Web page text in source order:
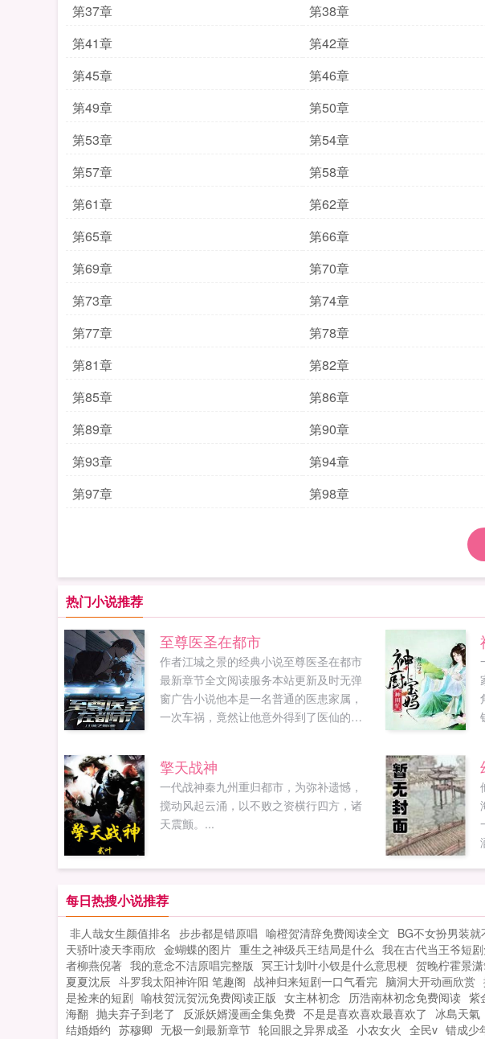
第37章
第38章
第41章
第42章
第45章
第46章
第49章
第50章
第53章
第54章
第57章
第58章
第61章
第62章
第65章
第66章
第69章
第70章
第73章
第74章
第77章
第78章
第81章
第82章
第85章
第86章
第89章
第90章
第93章
第94章
第97章
第98章
热门小说推荐
至尊医圣在都市
作者江城之景的经典小说至尊医圣在都市
最新章节全文阅读服务本站更新及时无弹
窗广告小说他本是一名普通的医患家属，
一次车祸，竟然让他意外得到了医仙的传
擎天战神
一代战神秦九州重归都市，为弥补遗憾，
搅动风起云涌，以不败之资横行四方，诸
天震颤。...
每日热搜小说推荐
非人哉女生颜值排名 步步都是错原唱 喻橙贺清辞免费阅读全文 BG不女扮男装就
天骄叶凌天李雨欣 金蝴蝶的图片 重生之神级兵王结局是什么 我在古代当王爷短
者柳燕倪著 我的意念不洁原唱完整版 冥王计划叶小钗是什么意思梗 贺晚柠霍景
夏夏沈辰 斗罗我太阳神许阳 笔趣阁 战神归来短剧一口气看完 脑洞大开动画欣赏
是捡来的短剧 喻枝贺沅贺沅免费阅读正版 女主林初念 历浩南林初念免费阅读 紫
海翻 抛夫弃子到老了 反派妖婿漫画全集免费 不是是喜欢喜欢最喜欢了 冰島天氣
结婚婚约 苏穆卿 无极一剑最新章节 轮回眼之异界成圣 小农女火 全民v 错成少